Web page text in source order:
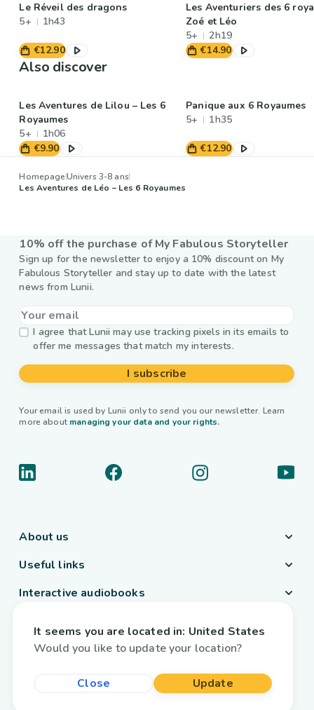
Le Réveil des dragons
5+
1h43
€12.90
Les Aventuriers des 6
Zoé et Léo
5+
2h19
€14.90
Also discover
Les Aventures de Lilou – Les 6
Royaumes
5+
1h06
€9.90
Panique aux 6 Royaumes
5+
1h35
€12.90
HomepageUnivers 3-8 ans
Les Aventures de Léo – Les 6 Royaumes
10% off the purchase of My Fabulous Storyteller
Sign up for the newsletter to enjoy a 10% discount on My
Fabulous Storyteller and stay up to date with the latest
news from Lunii.
I agree that Lunii may use tracking pixels in its emails to
offer me messages that match my interests.
I subscribe
Your email is used by Lunii only to send you our newsletter. Learn
more about managing your data and your rights.
About us
Useful links
Interactive audiobooks
Belgium English
It seems you are located in: United States
Would you like to update your location?
Close Update